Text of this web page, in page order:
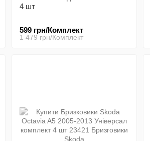
4 шт
1 479 грн/Комплект
599 грн/Комплект